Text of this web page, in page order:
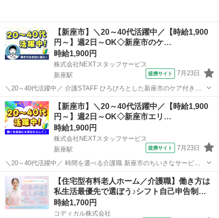
【新座市】＼20～40代活躍中／【時給1,900
円～】週2日～OK◇新座市のケ…
時給1,900円
株式会社NEXTスタッフサービス
新座駅
提携サイト 7月23日
＼20～40代活躍中／ 介護STAFF ひろびろとした新座市のケア付き住
まい *✨ブランクOK&柔軟シフトで働きやすい✨* *明るく清潔な施設
で、笑顔あふれるお仕事♪* *「おかえりなさい」と迎えてくれる温かい
雰囲気の中...
埼玉 新座市 新座駅 介護
【新座市】＼20～40代活躍中／【時給1,900
円～】週2日～OK◇新座市エリ…
時給1,900円
株式会社NEXTスタッフサービス
新座駅
提携サイト 7月23日
＼20～40代活躍中／ 時間を選べる介護職 新座市のちいさなサービス
付き高齢者向け住宅 *・週2日～/即日勤務可/履歴書不要でスピーディ
ーなお仕事探し* *・日勤、夜勤、曜日固定など、ご希望に合わせて働
けます* 業務...
埼玉 新座市 新座駅 介護
【住宅型有料老人ホーム／介護職】働き方は
私生活最優先で選ぼう♪シフト自己申告制…
時給1,700円
コディカル株式会社